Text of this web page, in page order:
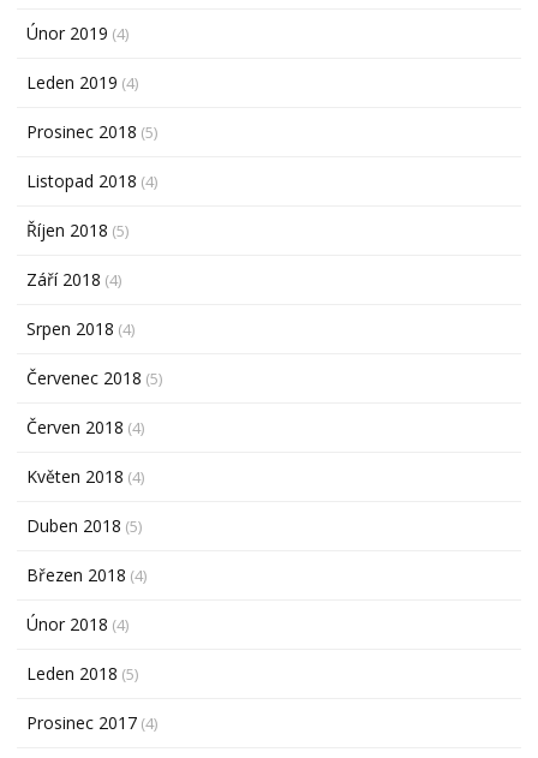
Únor 2019 (4)
Leden 2019 (4)
Prosinec 2018 (5)
Listopad 2018 (4)
Říjen 2018 (5)
Září 2018 (4)
Srpen 2018 (4)
Červenec 2018 (5)
Červen 2018 (4)
Květen 2018 (4)
Duben 2018 (5)
Březen 2018 (4)
Únor 2018 (4)
Leden 2018 (5)
Prosinec 2017 (4)